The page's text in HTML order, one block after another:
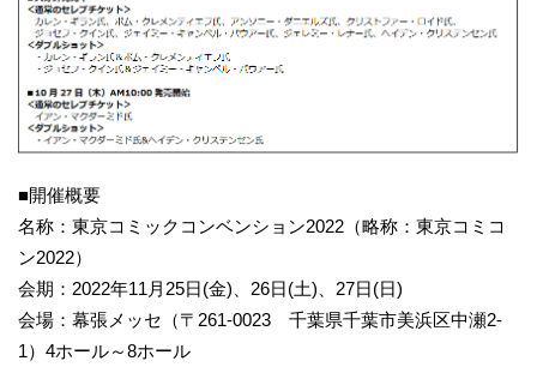
■開催概要
名称：東京コミックコンベンション2022（略称：東京コミコ
ン2022）
会期：2022年11月25日(金)、26日(土)、27日(日)
会場：幕張メッセ（〒261-0023 千葉県千葉市美浜区中瀬2-
1）4ホール～8ホール